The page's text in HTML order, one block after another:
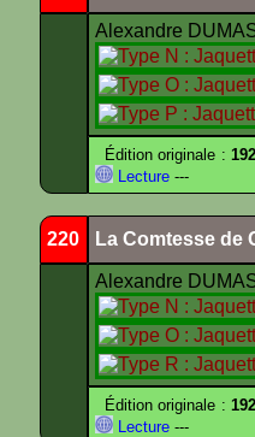
Alexandre
Édition originale :
Lecture ---
220 La Comtesse de
Alexandre
Édition originale :
Lecture ---